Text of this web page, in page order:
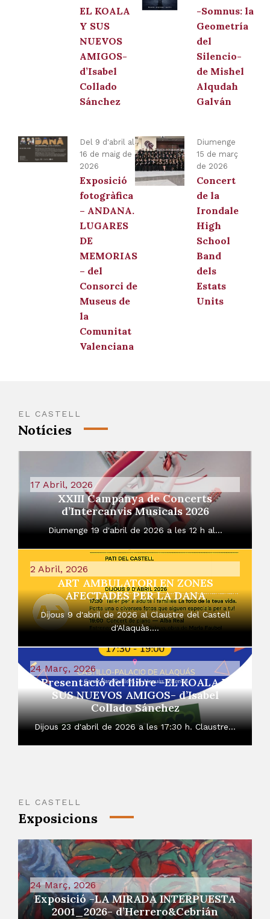
EL KOALA
Y SUS
NUEVOS
AMIGOS-
d’Isabel
Collado
Sánchez
-Somnus: la
Geometría
del
Silencio-
de Mishel
Alqudah
Galván
Del 9 d'abril al
16 de maig de
2026
Exposició
fotogràfica
– ANDANA.
LUGARES
DE
MEMORIAS
– del
Consorci de
Museus de
la
Comunitat
Valenciana
Diumenge
15 de març
de 2026
Concert
de la
Irondale
High
School
Band
dels
Estats
Units
EL CASTELL
Notícies
17 Abril, 2026
XXIII Campanya de Concerts
d’Intercanvis Musicals 2026
Diumenge 19 d'abril de 2026 a les 12 h al...
2 Abril, 2026
ART AMBULATORI EN ZONES
AFECTADES PER LA DANA
Dijous 9 d'abril de 2026 al Claustre del Castell
d'Alaquàs....
24 Març, 2026
Presentació del llibre -EL KOALA Y
SUS NUEVOS AMIGOS- d’Isabel
Collado Sánchez
Dijous 23 d'abril de 2026 a les 17:30 h. Claustre...
EL CASTELL
Exposicions
24 Març, 2026
Exposició -LA MIRADA INTERPUESTA
2001_2026- d’Herrero&Cebrián